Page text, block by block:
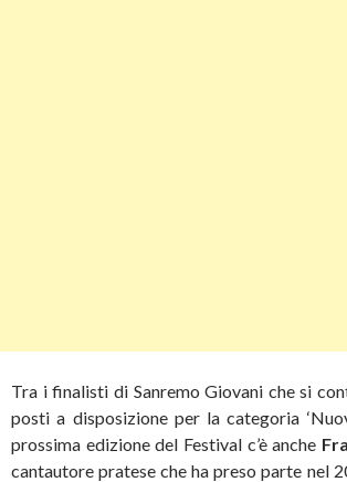
Tra i finalisti di Sanremo Giovani che si
posti a disposizione per la categoria
prossima edizione del Festival c’è anche
cantautore pratese che ha preso parte nel